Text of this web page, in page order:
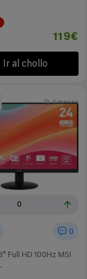
119€
Ir al chollo
0
0
Full HD 100Hz MSI
4 meses